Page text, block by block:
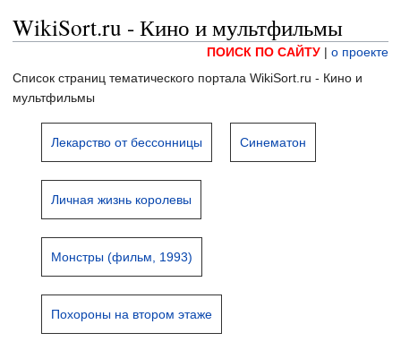
WikiSort.ru - Кино и мультфильмы
ПОИСК ПО САЙТУ | о проекте
Список страниц тематического портала WikiSort.ru - Кино и
мультфильмы
Лекарство от бессонницы Синематон
Личная жизнь королевы
Монстры (фильм, 1993)
Похороны на втором этаже